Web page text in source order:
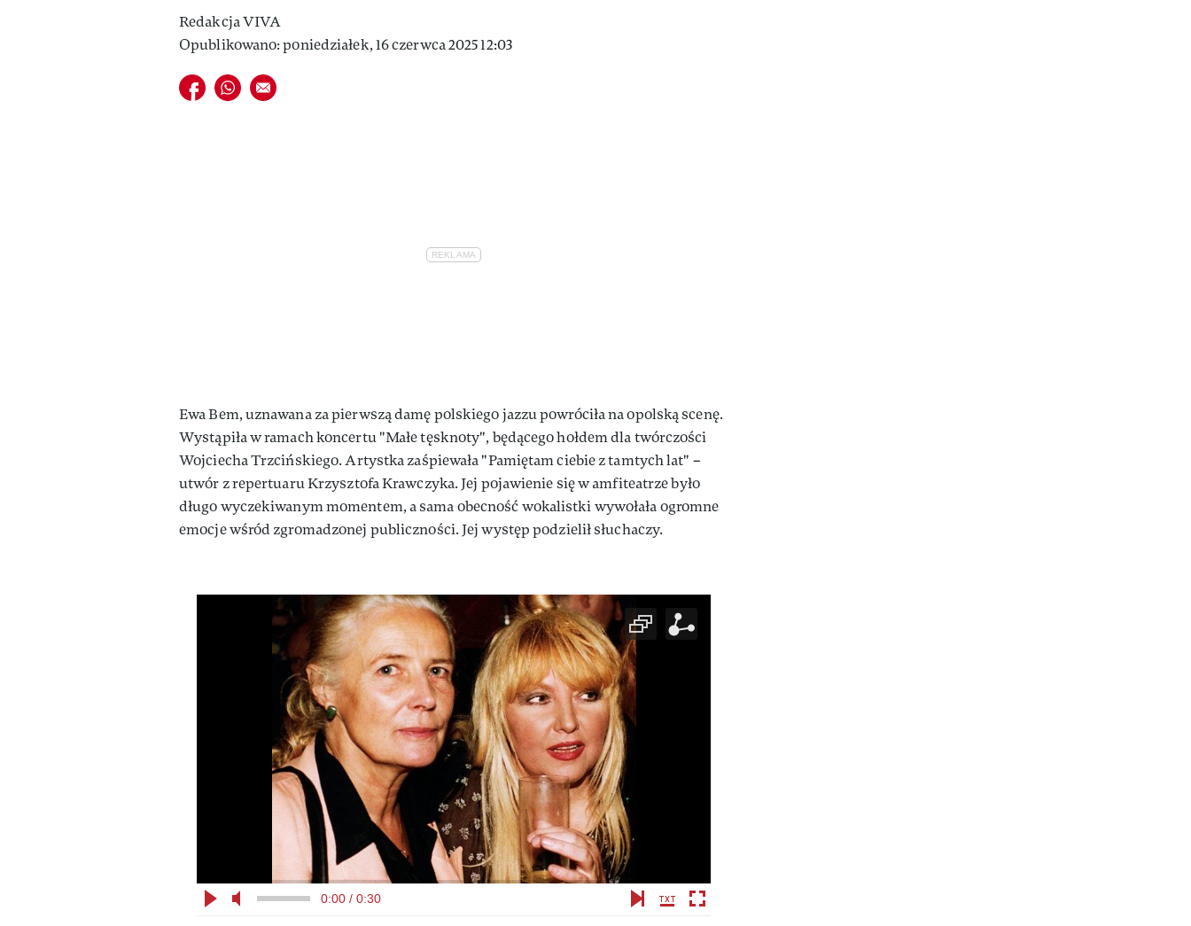
Redakcja VIVA
Opublikowano: poniedziałek, 16 czerwca 2025 12:03
Udostępnij na facebook
Udostępnij na whatsapp
E-mail do przyjaciela
Ewa Bem, uznawana za pierwszą damę polskiego jazzu powróciła na opolską scenę.
Wystąpiła w ramach koncertu "Małe tęsknoty", będącego hołdem dla twórczości
Wojciecha Trzcińskiego. Artystka zaśpiewała "Pamiętam ciebie z tamtych lat" –
utwór z repertuaru Krzysztofa Krawczyka. Jej pojawienie się w amfiteatrze było
długo wyczekiwanym momentem, a sama obecność wokalistki wywołała ogromne
emocje wśród zgromadzonej publiczności. Jej występ podzielił słuchaczy.
0:00 / 0:30